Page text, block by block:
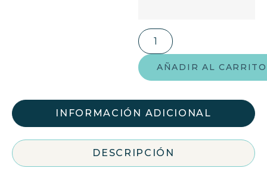
AÑADIR AL CARRITO
INFORMACIÓN ADICIONAL
DESCRIPCIÓN